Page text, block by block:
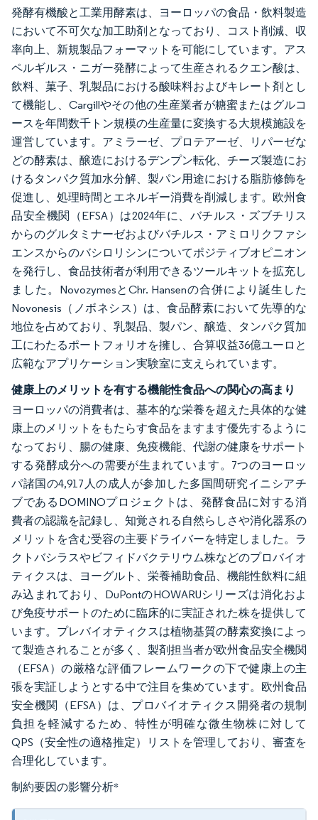
発酵有機酸と工業用酵素は、ヨーロッパの食品・飲料製造
において不可欠な加工助剤となっており、コスト削減、収
率向上、新規製品フォーマットを可能にしています。アス
ペルギルス・ニガー発酵によって生産されるクエン酸は、
飲料、菓子、乳製品における酸味料およびキレート剤とし
て機能し、Cargillやその他の生産業者が糖蜜またはグルコ
ースを年間数千トン規模の生産量に変換する大規模施設を
運営しています。アミラーゼ、プロテアーゼ、リパーゼな
どの酵素は、醸造におけるデンプン転化、チーズ製造にお
けるタンパク質加水分解、製パン用途における脂肪修飾を
促進し、処理時間とエネルギー消費を削減します。欧州食
品安全機関（EFSA）は2024年に、バチルス・ズブチリス
からのグルタミナーゼおよびバチルス・アミロリクファシ
エンスからのバシロリシンについてポジティブオピニオン
を発行し、食品技術者が利用できるツールキットを拡充し
ました。NovozymesとChr. Hansenの合併により誕生した
Novonesis（ノボネシス）は、食品酵素において先導的な
地位を占めており、乳製品、製パン、醸造、タンパク質加
工にわたるポートフォリオを擁し、合算収益36億ユーロと
広範なアプリケーション実験室に支えられています。
健康上のメリットを有する機能性食品への関心の高まり
ヨーロッパの消費者は、基本的な栄養を超えた具体的な健
康上のメリットをもたらす食品をますます優先するように
なっており、腸の健康、免疫機能、代謝の健康をサポート
する発酵成分への需要が生まれています。7つのヨーロッ
パ諸国の4,917人の成人が参加した多国間研究イニシアチ
ブであるDOMINOプロジェクトは、発酵食品に対する消
費者の認識を記録し、知覚される自然らしさや消化器系の
メリットを含む受容の主要ドライバーを特定しました。ラ
クトバシラスやビフィドバクテリウム株などのプロバイオ
ティクスは、ヨーグルト、栄養補助食品、機能性飲料に組
み込まれており、DuPontのHOWARUシリーズは消化およ
び免疫サポートのために臨床的に実証された株を提供して
います。プレバイオティクスは植物基質の酵素変換によっ
て製造されることが多く、製剤担当者が欧州食品安全機関
（EFSA）の厳格な評価フレームワークの下で健康上の主
張を実証しようとする中で注目を集めています。欧州食品
安全機関（EFSA）は、プロバイオティクス開発者の規制
負担を軽減するため、特性が明確な微生物株に対して
QPS（安全性の適格推定）リストを管理しており、審査を
合理化しています。
制約要因の影響分析*